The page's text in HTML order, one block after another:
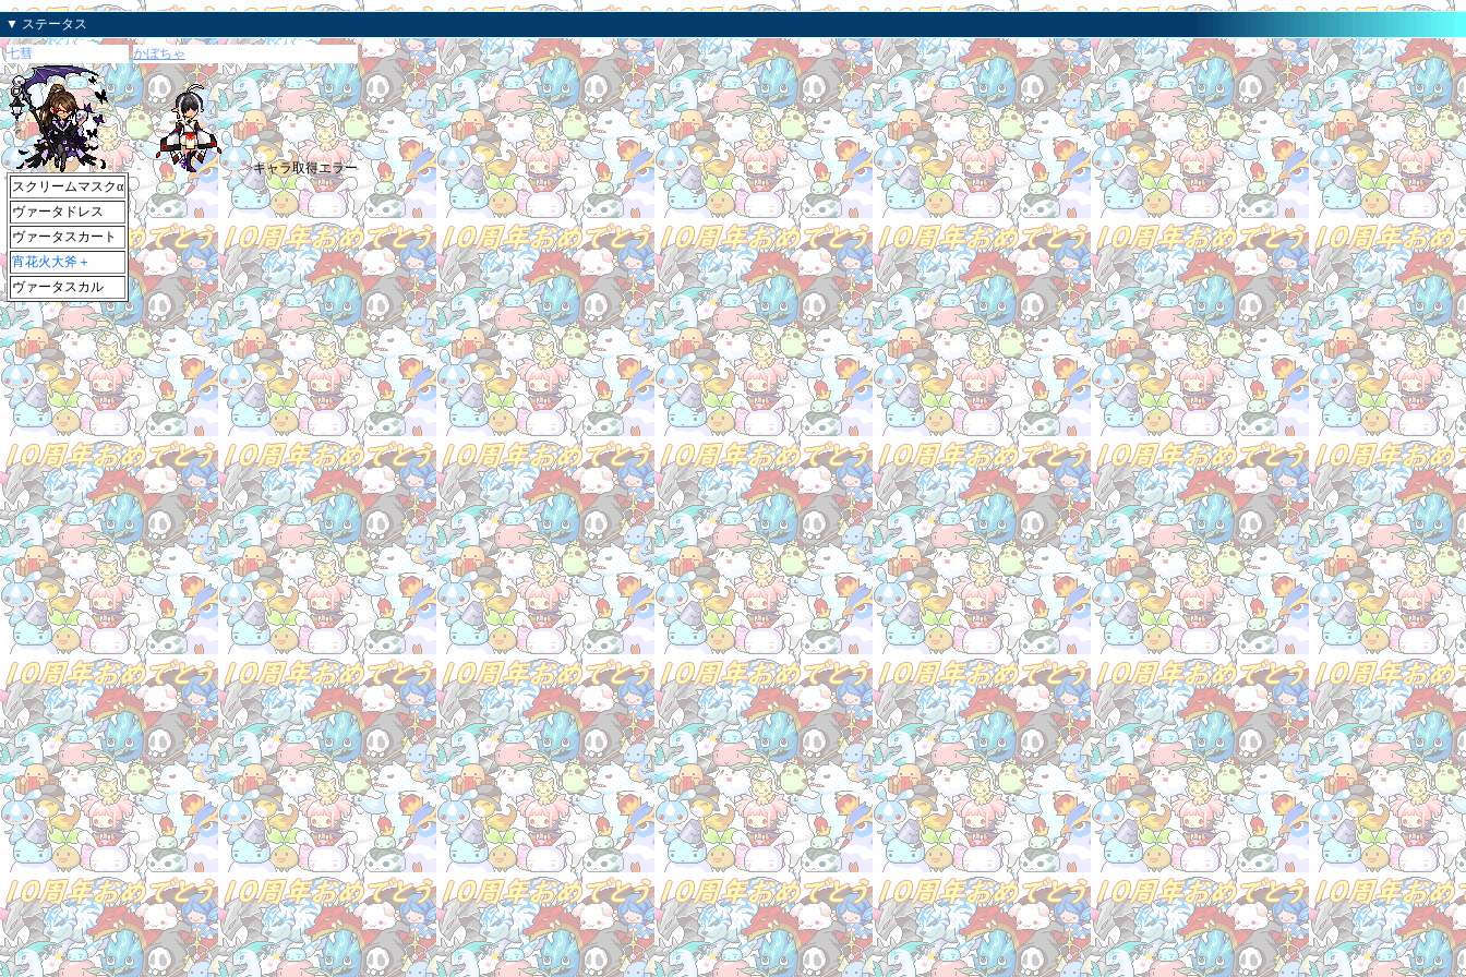
▼ ステータス
七彗
スクリームマスクα
ヴァータドレス
ヴァータスカート
宵花火大斧＋
ヴァータスカル
かぼちゃ
>キャラ取得エラー